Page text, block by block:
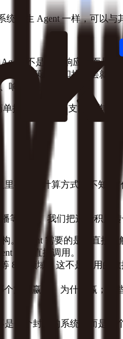
统原生 Agent 一样，可以与
不是被动响应，而是主
它，策略层和执行层就是
响应客服。
拼凑，而是一支能协作、
有几种计算方式，不知道
行业。我们把这些积累转
。Agent 需要的是能直
可以直接调用。
8 大领域。这不是通用
案赢了、为什么赢；哪
一个封闭的系统，而是一